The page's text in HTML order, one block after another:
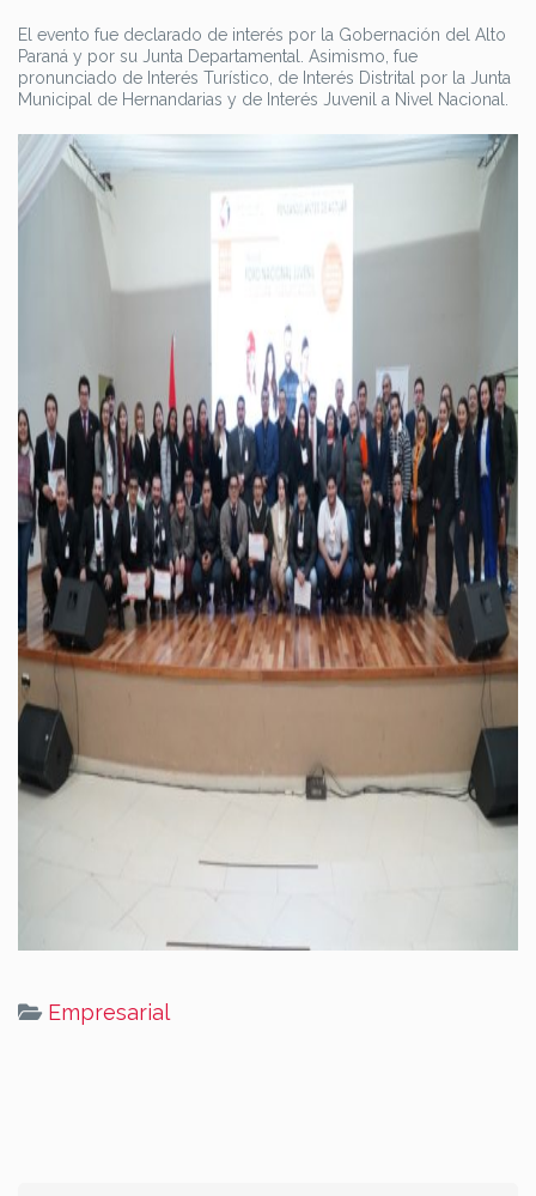
El evento fue declarado de interés por la Gobernación del Alto
Paraná y por su Junta Departamental. Asimismo, fue
pronunciado de Interés Turístico, de Interés Distrital por la Junta
Municipal de Hernandarias y de Interés Juvenil a Nivel Nacional.
Empresarial